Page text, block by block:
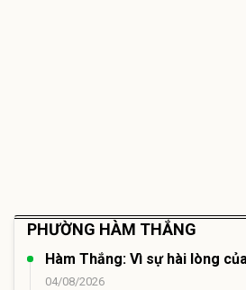
PHƯỜNG HÀM THẮNG
Hàm Thắng: Vì sự hài lòng
04/08/2026